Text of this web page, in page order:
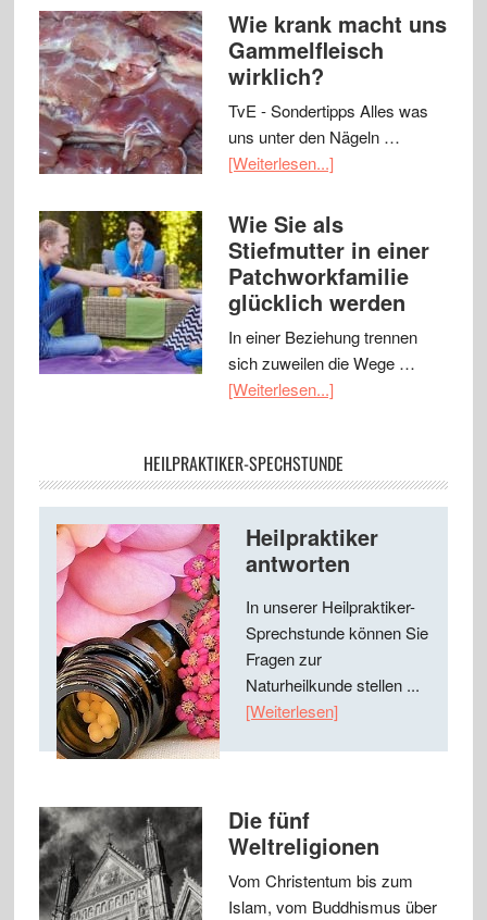
Wie krank macht uns
Gammelfleisch
wirklich?
TvE - Sondertipps Alles was
uns unter den Nägeln …
[Weiterlesen...]
Wie Sie als
Stiefmutter in einer
Patchworkfamilie
glücklich werden
In einer Beziehung trennen
sich zuweilen die Wege …
[Weiterlesen...]
HEILPRAKTIKER-SPECHSTUNDE
Heilpraktiker
antworten
In unserer Heilpraktiker-
Sprechstunde können Sie
Fragen zur
Naturheilkunde stellen ...
[Weiterlesen]
Die fünf
Weltreligionen
Vom Christentum bis zum
Islam, vom Buddhismus über